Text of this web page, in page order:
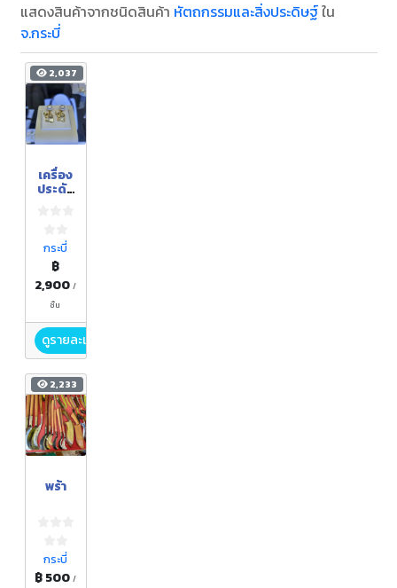
แสดงสินค้าจากชนิดสินค้า หัตถกรรมและสิ่งประดิษฐ์ใน
จ.กระบี่
2,037
เครื่อง
ประดับ
กระบี่
฿
2,900/
ชิ้น
ดูรายละเอียด
2,233
พร้า
กระบี่
฿ 500/